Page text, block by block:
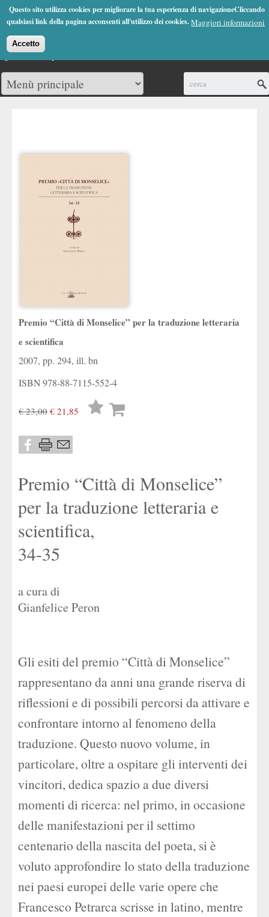
Questo sito utilizza cookies per migliorare la tua esperienza di navigazioneCliccando
qualsiasi link della pagina acconsenti all'utilizzo dei cookies.Maggiori informazioni
Accetto
Jump to Navigation
(0)
Premio “Città di Monselice” per la traduzione letteraria
e scientifica
2007, pp. 294, ill. bn
ISBN978-88-7115-552-4
€ 23,00 € 21,85
Lista
Premio “Città di Monselice”
per la traduzione letteraria e
scientifica,
34-35
a cura di
Gianfelice Peron
Gli esiti del premio “Città di Monselice”
rappresentano da anni una grande riserva di
riflessioni e di possibili percorsi da attivare e
confrontare intorno al fenomeno della
traduzione. Questo nuovo volume, in
particolare, oltre a ospitare gli interventi dei
vincitori, dedica spazio a due diversi
momenti di ricerca: nel primo, in occasione
delle manifestazioni per il settimo
centenario della nascita del poeta, si è
voluto approfondire lo stato della traduzione
nei paesi europei delle varie opere che
Francesco Petrarca scrisse in latino, mentre